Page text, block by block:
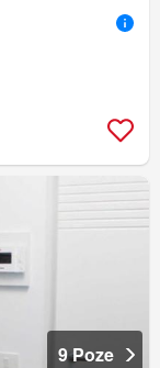
9 Poze